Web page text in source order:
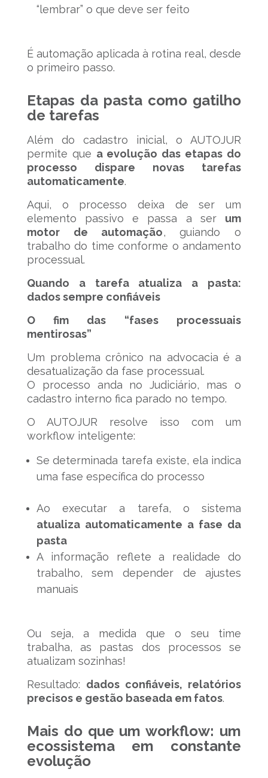
“lembrar” o que deve ser feito
É automação aplicada à rotina real, desde
o primeiro passo.
Etapas da pasta como gatilho
de tarefas
Além do cadastro inicial, o AUTOJUR
permite que a evolução das etapas do
processo dispare novas tarefas
automaticamente.
Aqui, o processo deixa de ser um
elemento passivo e passa a ser um
motor de automação, guiando o
trabalho do time conforme o andamento
processual.
Quando a tarefa atualiza a pasta:
dados sempre confiáveis
O fim das “fases processuais
mentirosas”
Um problema crônico na advocacia é a
desatualização da fase processual.
O processo anda no Judiciário, mas o
cadastro interno fica parado no tempo.
O AUTOJUR resolve isso com um
workflow inteligente:
Se determinada tarefa existe, ela indica
uma fase específica do processo
Ao executar a tarefa, o sistema
atualiza automaticamente a fase da
pasta
A informação reflete a realidade do
trabalho, sem depender de ajustes
manuais
Ou seja, a medida que o seu time
trabalha, as pastas dos processos se
atualizam sozinhas!
Resultado: dados confiáveis, relatórios
precisos e gestão baseada em fatos.
Mais do que um workflow: um
ecossistema em constante
evolução